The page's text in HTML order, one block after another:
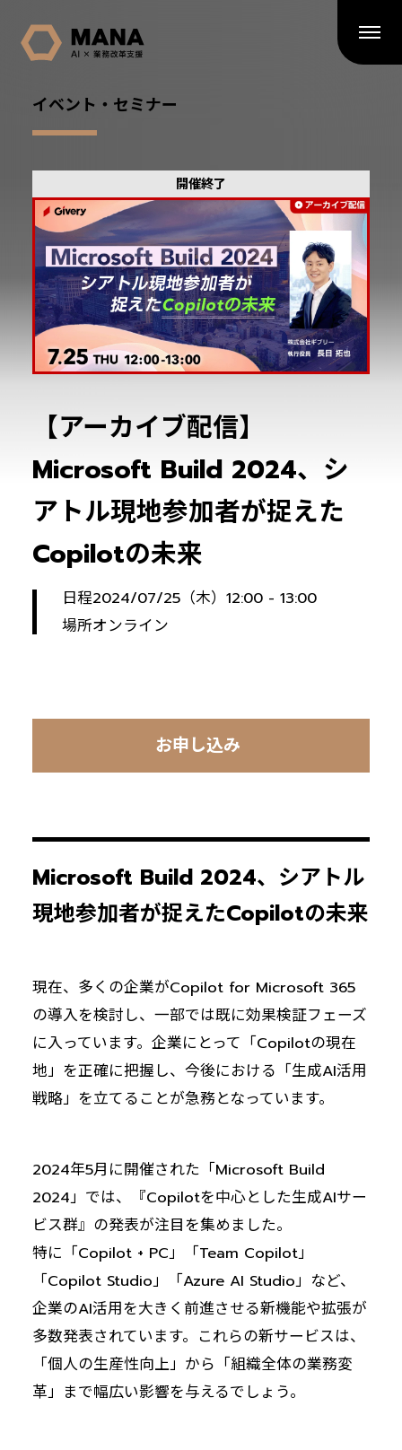
イベント・セミナー
開催終了
【アーカイブ配信】
Microsoft Build 2024、シ
アトル現地参加者が捉えた
Copilotの未来
日程2024/07/25（木）12:00 - 13:00
場所オンライン
お申し込み
Microsoft Build 2024、シアトル
現地参加者が捉えたCopilotの未来
現在、多くの企業がCopilot for Microsoft 365
の導入を検討し、一部では既に効果検証フェーズ
に入っています。企業にとって「Copilotの現在
地」を正確に把握し、今後における「生成AI活用
戦略」を立てることが急務となっています。
2024年5月に開催された「Microsoft Build
2024」では、『Copilotを中心とした生成AIサー
ビス群』の発表が注目を集めました。
特に「Copilot + PC」「Team Copilot」
「Copilot Studio」「Azure AI Studio」など、
企業のAI活用を大きく前進させる新機能や拡張が
多数発表されています。これらの新サービスは、
「個人の生産性向上」から「組織全体の業務変
革」まで幅広い影響を与えるでしょう。